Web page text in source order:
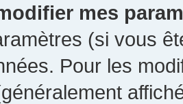
mes
(si vous
Pour les